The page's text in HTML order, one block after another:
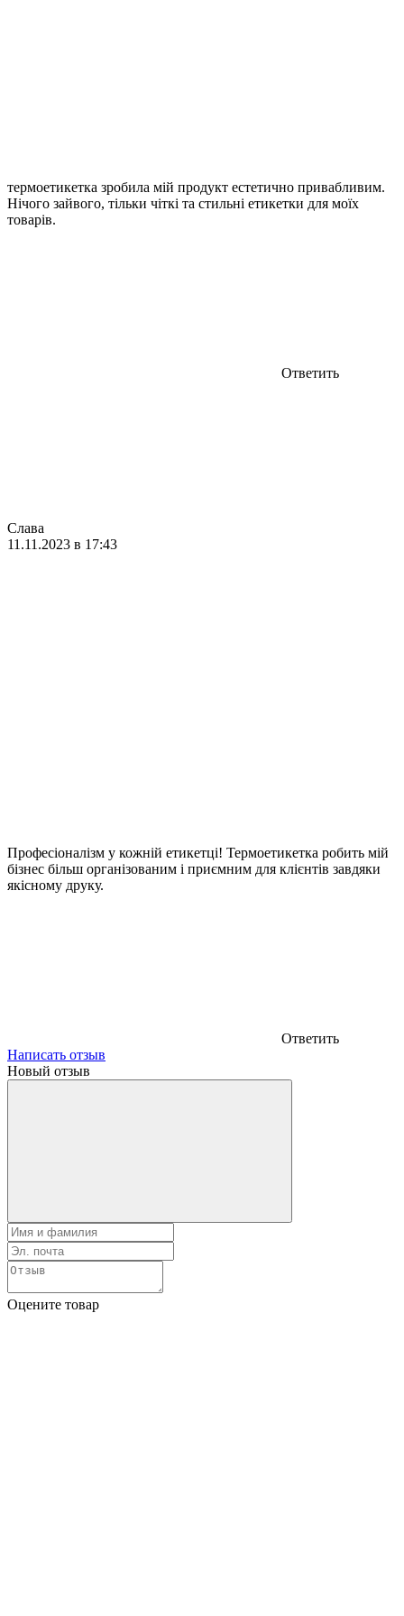
термоетикетка зробила мій продукт естетично привабливим.
Нічого зайвого, тільки чіткі та стильні етикетки для моїх
товарів.
Ответить
Слава
11.11.2023 в 17:43
Професіоналізм у кожній етикетці! Термоетикетка робить мій
бізнес більш організованим і приємним для клієнтів завдяки
якісному друку.
Ответить
Написать отзыв
Новый отзыв
Оцените товар